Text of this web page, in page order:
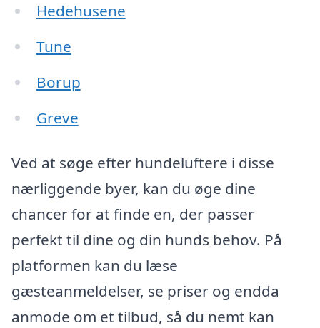
Hedehusene
Tune
Borup
Greve
Ved at søge efter hundeluftere i disse
nærliggende byer, kan du øge dine
chancer for at finde en, der passer
perfekt til dine og din hunds behov. På
platformen kan du læse
gæsteanmeldelser, se priser og endda
anmode om et tilbud, så du nemt kan